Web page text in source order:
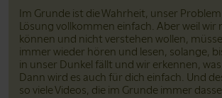
Im Grunde ist die Wahrheit, unser
Lösung vollkommen einfach. Aber weil wir
können und nicht verstehen wollen,
immer wieder hören und lesen, solange,
in unser Dunkel fällt und wir erkennen,
Dann wird es auch für dich einfach. Und
so viele Videos, die im Grunde immer